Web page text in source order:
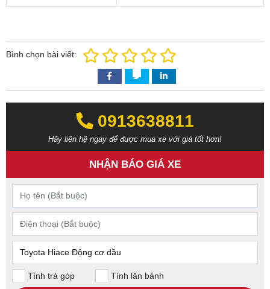
0913638811‬‬
Hãy liên hệ ngay để được mua xe với giá tốt hơn!
NHẬN BÁO GIÁ XE
Tính trả góp Tính lăn bánh
Bình chọn bài viết: